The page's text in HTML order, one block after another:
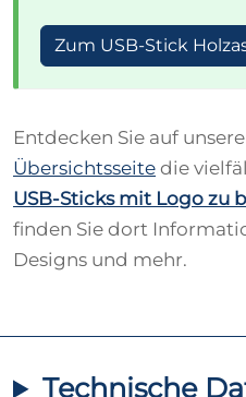
Zum USB-Stick
Entdecken Sie auf
Übersichtsseite die
USB-Sticks mit Logo zu
finden Sie dort
Designs und mehr.
Technische